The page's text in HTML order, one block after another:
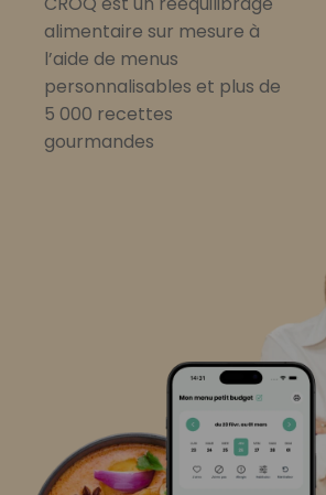
alimentaire sur mesure à
l’aide de menus
personnalisables et plus de
5 000 recettes
gourmandes